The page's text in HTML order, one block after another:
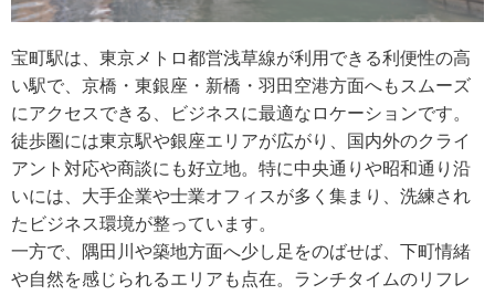
宝町駅は、東京メトロ都営浅草線が利用できる利便性の高
い駅で、京橋・東銀座・新橋・羽田空港方面へもスムーズ
にアクセスできる、ビジネスに最適なロケーションです。
徒歩圏には東京駅や銀座エリアが広がり、国内外のクライ
アント対応や商談にも好立地。特に中央通りや昭和通り沿
いには、大手企業や士業オフィスが多く集まり、洗練され
たビジネス環境が整っています。
一方で、隅田川や築地方面へ少し足をのばせば、下町情緒
や自然を感じられるエリアも点在。ランチタイムのリフレ